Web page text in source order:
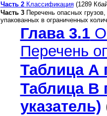
Часть 2Классификация(1289
Часть 3Перечень опасных
упакованных в ограниченных
Глава 3.1
Перечень
Таблица А
Таблица В
указатель)